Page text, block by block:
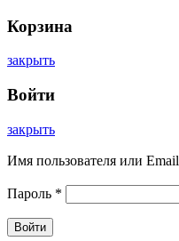
Корзина
закрыть
Войти
закрыть
Имя пользователя или Email
Пароль *
Войти